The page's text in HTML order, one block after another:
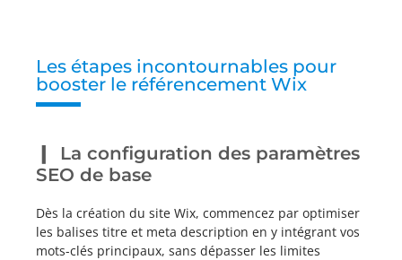
Les étapes incontournables pour
booster le référencement Wix
La configuration des paramètres
SEO de base
Dès la création du site Wix, commencez par optimiser
les balises titre et meta description en y intégrant vos
mots-clés principaux, sans dépasser les limites